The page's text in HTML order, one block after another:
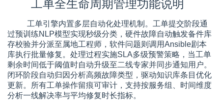
工单全生命周期管理功能说明
工单引擎内置多层自动化处理机制。工单提交阶段通
过预训练NLP模型实现秒级分类，硬件故障自动触发备件库
存校验并分派至属地工程师，软件问题则调用Ansible剧本
库执行批量修复。处理过程实施SLA多级预警策略，当工单
剩余时间低于阈值时自动升级至二线专家并同步通知用户。
闭环阶段自动归因分析高频故障类型，驱动知识库条目优化
更新。所有工单操作留痕可审计，支持按服务组、时间维度
分析一线解决率与平均修复时长指标。